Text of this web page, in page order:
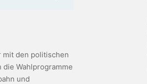
mit den politischen
Wahlprogramme
und